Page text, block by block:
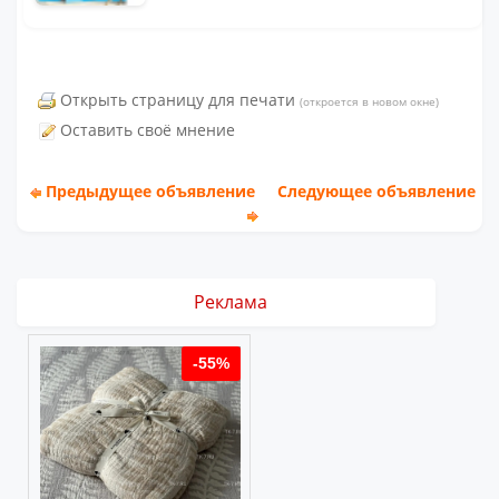
Открыть страницу для печати (откроется в новом окне)
Оставить своё мнение
Предыдущее объявление Следующее объявление
Реклама
-55%